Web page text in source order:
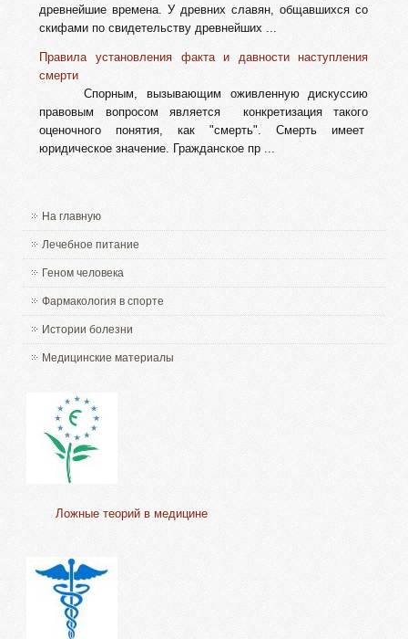
древнейшие времена. У древних славян, общавшихся со
скифами по свидетельству древнейших ...
Правила установления факта и давности наступления
смерти
Спорным, вызывающим оживленную дискуссию
правовым вопросом является конкретизация такого
оценочного понятия, как "смерть". Смерть имеет
юридическое значение. Гражданское пр ...
На главную
Лечебное питание
Геном человека
Фармакология в спорте
Истории болезни
Медицинские материалы
Ложные теорий в медицине